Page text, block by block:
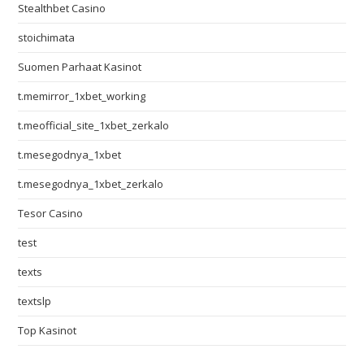
Stealthbet Casino
stoichimata
Suomen Parhaat Kasinot
t.memirror_1xbet_working
t.meofficial_site_1xbet_zerkalo
t.mesegodnya_1xbet
t.mesegodnya_1xbet_zerkalo
Tesor Casino
test
texts
textslp
Top Kasinot